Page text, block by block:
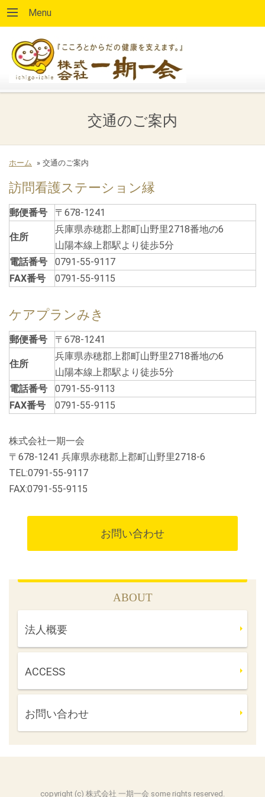
Menu
交通のご案内
ホーム » 交通のご案内
訪問看護ステーション縁
郵便番号 〒678-1241
住所
兵庫県赤穂郡上郡町山野里2718番地の6
山陽本線上郡駅より徒歩5分
電話番号
0791-55-9117
FAX番号
0791-55-9115
ケアプランみき
郵便番号 〒678-1241
住所
兵庫県赤穂郡上郡町山野里2718番地の6
山陽本線上郡駅より徒歩5分
電話番号
0791-55-9113
FAX番号
0791-55-9115
株式会社一期一会
〒678-1241 兵庫県赤穂郡上郡町山野里2718-6
TEL:0791-55-9117
FAX:0791-55-9115
お問い合わせ
ABOUT
法人概要
ACCESS
お問い合わせ
copyright (c) 株式会社 一期一会 some rights reserved.